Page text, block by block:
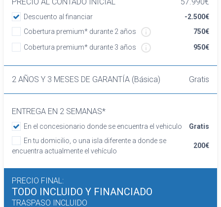
Asientos traseros de tres plazas de tipo
banco de orientación delantera con respaldo
Volante revestido de cuero
Cierre centralizado con apertura por
Retrovisor interior/cámara con oscurecimiento
progresivo automático
Confort
Limitador de velocidad
Dirección asistida
Sistema de ventilación
Aire acondicionado trizona de automático
Equipo de audio
Regulación de los faros con sensor de
oscuridad
Control de crucero con control de crucero
Descuento al financiar
-2.500€
Cobertura premium* durante 2 años
750€
Cobertura premium* durante 3 años
950€
2 AÑOS Y 3 MESES DE GARANTÍA (Básica) Gratis
ENTREGA EN 2 SEMANAS*
En el concesionario donde se encuentra el vehiculo
Gratis
En tu domicilio, o una isla diferente a donde se
encuentra actualmente el vehículo
200€
PRECIO FINAL:
TODO INCLUIDO Y FINANCIADO
TRASPASO INCLUIDO